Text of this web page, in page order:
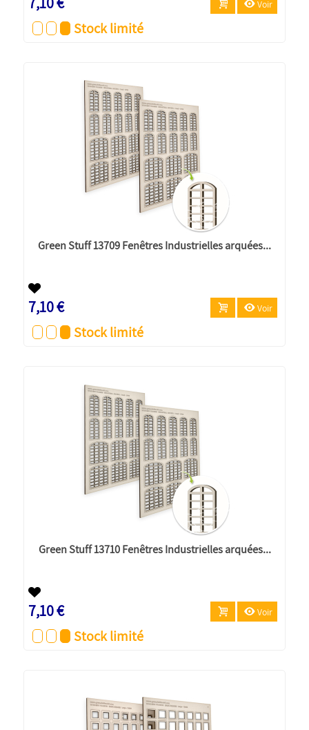
Voir
Stock limité
Green Stuff 13709 Fenêtres Industrielles arquées...
7,10 € Voir
Stock limité
Green Stuff 13710 Fenêtres Industrielles arquées...
7,10 € Voir
Stock limité